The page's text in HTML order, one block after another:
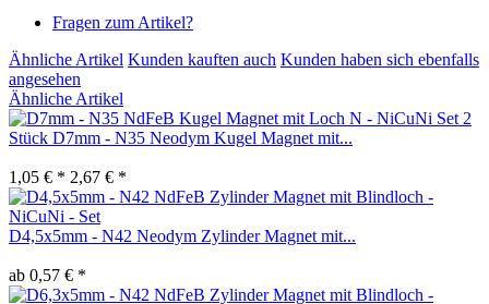
Fragen zum Artikel?
Ähnliche Artikel Kunden kauften auch Kunden haben sich ebenfalls
angesehen
Ähnliche Artikel
Set 2
Stück D7mm - N35 Neodym Kugel Magnet mit...
1,05 € * 2,67 € *
D4,5x5mm - N42 Neodym Zylinder Magnet mit...
ab 0,57 € *